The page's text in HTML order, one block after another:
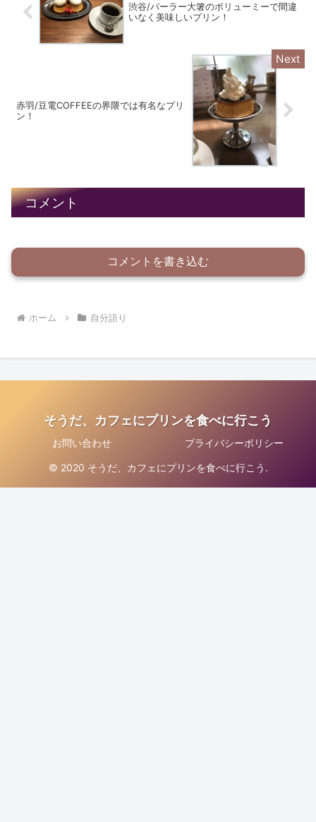
渋谷/パーラー大箸のボリューミーで間違
いなく美味しいプリン！
赤羽/豆電COFFEEの界隈では有名なプリ
ン！
コメント
コメントを書き込む
ホーム 自分語り
そうだ、カフェにプリンを食べに行こう
お問い合わせ プライバシーポリシー
© 2020 そうだ、カフェにプリンを食べに行こう.